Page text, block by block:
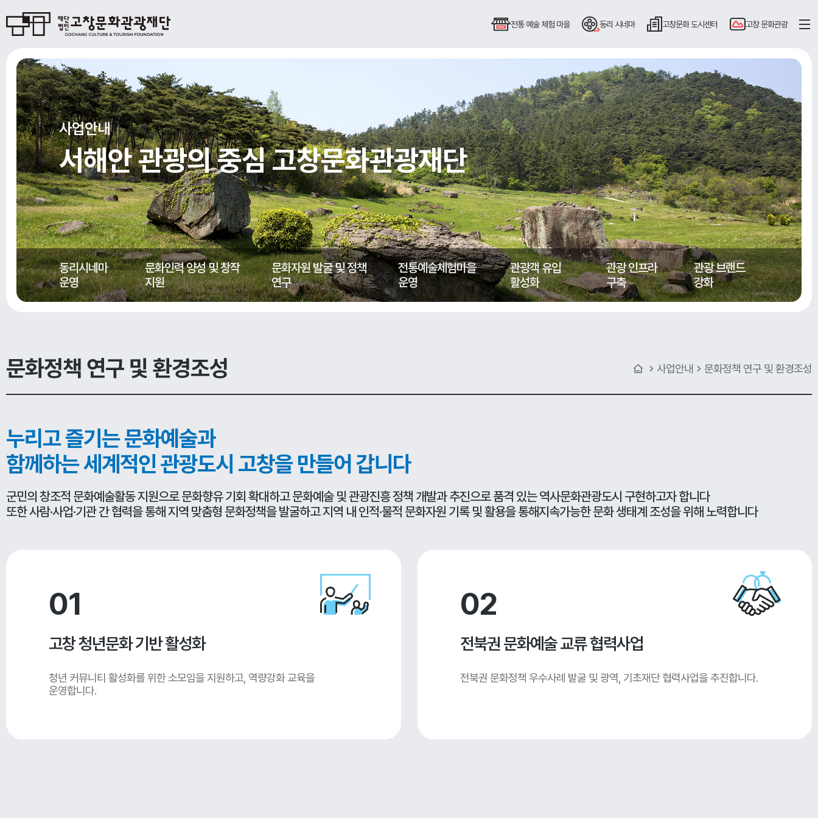
전통 예술체험 마을 동리 시네마 고창문화도시센터 고창문화관광
사업안내
서해안 관광의 중심 고창문화관광재단
동리시네마
운영
문화인력 양성 및 창작
지원
문화자원 발굴 및 정책
연구
전통예술체험마을
운영
관광객 유입
활성화
관광 인프라
구축
관광 브랜드
강화
문화정책 연구 및 환경조성 사업안내 문화정책 연구 및 환경조성
누리고 즐기는 문화예술과
함께하는 세계적인 관광도시 고창을 만들어 갑니다
군민의 창조적 문화예술활동 지원으로 문화향유 기회 확대하고 문화예술 및 관광진흥 정책 개발과 추진으로 품격 있는 역사문화관광도시 구현하고자 합니다
또한 사람·사업·기관 간 협력을 통해 지역 맞춤형 문화정책을 발굴하고 지역 내 인적·물적 문화자원 기록 및 활용을 통해지속가능한 문화 생태계 조성을 위해 노력합니다
01
고창 청년문화 기반 활성화
청년 커뮤니티 활성화를 위한 소모임을 지원하고, 역량강화 교육을
운영합니다.
02
전북권 문화예술 교류 협력사업
전북권 문화정책 우수사례 발굴 및 광역, 기초재단 협력사업을 추진합니다.